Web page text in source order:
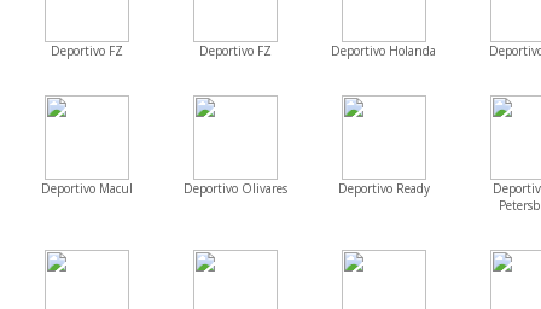
Deportivo FZ Deportivo FZ Deportivo Holanda
Deportivo Macul Deportivo Olivares Deportivo Ready